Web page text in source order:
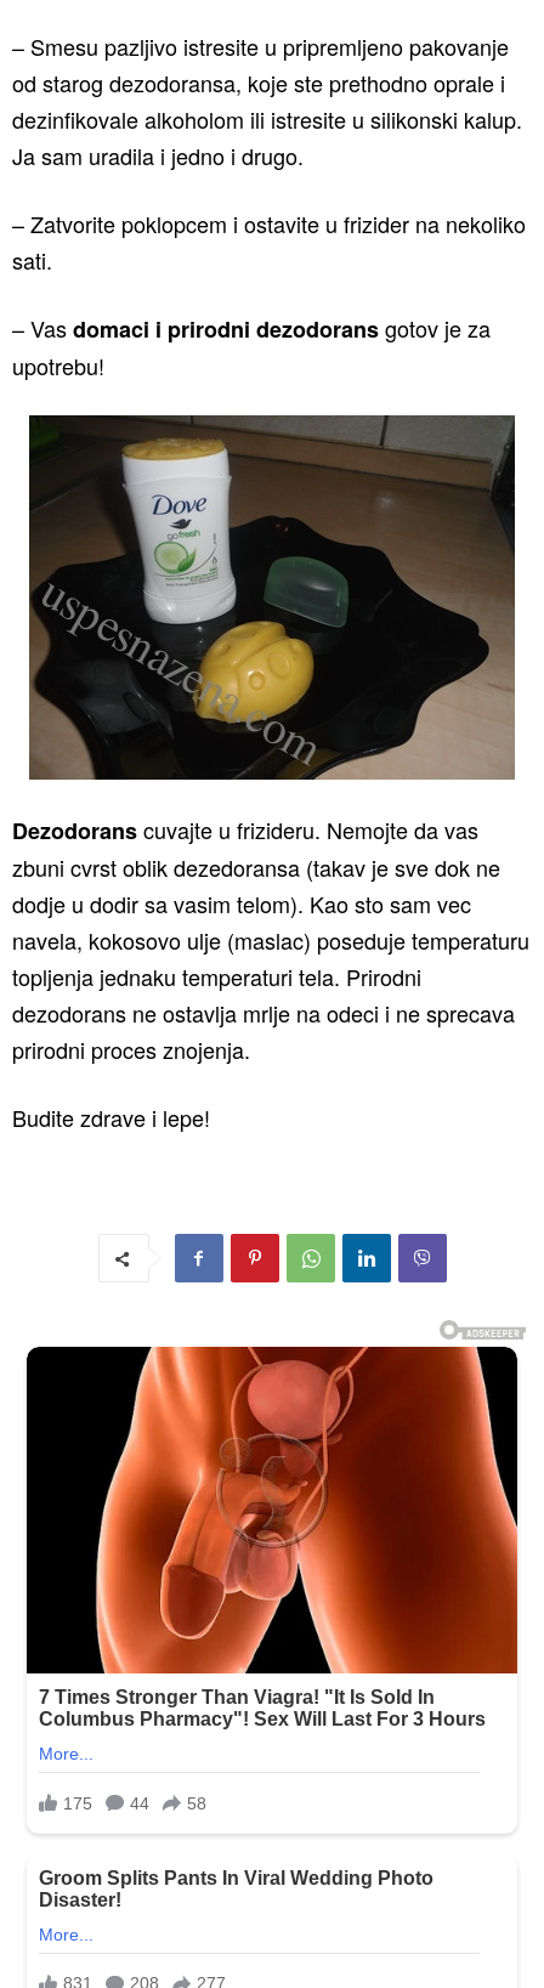
– Smesu pazljivo istresite u pripremljeno pakovanje
od starog dezodoransa, koje ste prethodno oprale i
dezinfikovale alkoholom ili istresite u silikonski kalup.
Ja sam uradila i jedno i drugo.
– Zatvorite poklopcem i ostavite u frizider na nekoliko
sati.
– Vasdomaci i prirodni dezodoransgotov je za
upotrebu!
Dezodoranscuvajte u frizideru. Nemojte da vas
zbuni cvrst oblik dezedoransa (takav je sve dok ne
dodje u dodir sa vasim telom). Kao sto sam vec
navela, kokosovo ulje (maslac) poseduje temperaturu
topljenja jednaku temperaturi tela. Prirodni
dezodorans ne ostavlja mrlje na odeci i ne sprecava
prirodni proces znojenja.
Budite zdrave i lepe!